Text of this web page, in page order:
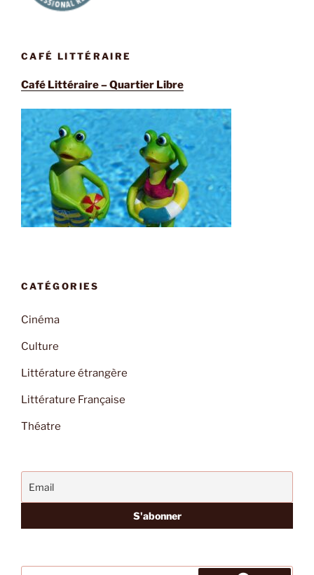
CAFÉ LITTÉRAIRE
Café Littéraire – Quartier Libre
CATÉGORIES
Cinéma
Culture
Littérature étrangère
Littérature Française
Théatre